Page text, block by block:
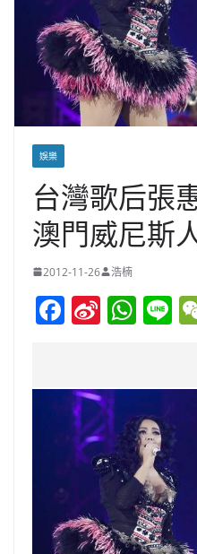
娛樂
台灣歌后張
澳門威尼斯
2012-11-26 浩楠
F
e
b
o
k
Si
W
ei
b
o
W
s
A
p
p
Li